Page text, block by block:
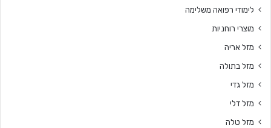
לימודי רפואה משלימה
מוצרי רוחניות
מזל אריה
מזל בתולה
מזל גדי
מזל דלי
מזל טלה